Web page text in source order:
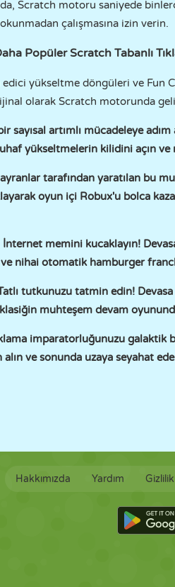
Scratch motoru saniyede
çalışmasına izin verin.
Popüler Scratch Tabanlı
yükseltme döngüleri ve Fun
olarak Scratch motorunda
sayısal artımlı mücadeleye
tuhaf yükseltmelerin kilidini açın
tarafından yaratılan bu
oyun içi Robux'u bolca
memini kucaklayın!
ve nihai otomatik hamburger
tutkunuzu tatmin edin!
muhteşem devam
imparatorluğunuzu galaktik
alın ve sonunda uzaya seyahat
Hakkımızda Yardım